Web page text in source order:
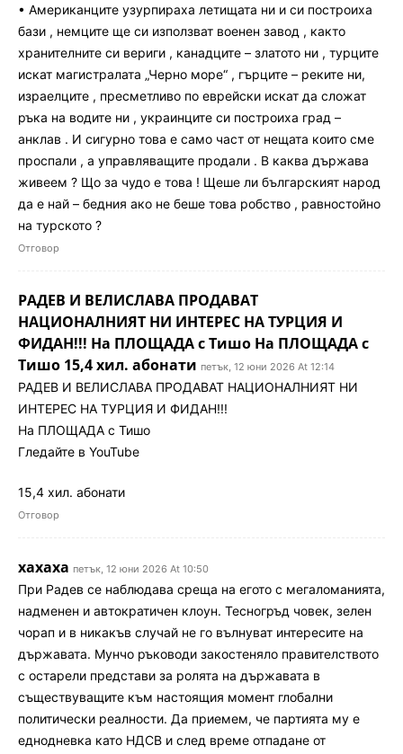
• Американците узурпираха летищата ни и си построиха
бази , немците ще си използват военен завод , както
хранителните си вериги , канадците – златото ни , турците
искат магистралата „Черно море“ , гърците – реките ни,
израелците , пресметливо по еврейски искат да сложат
ръка на водите ни , украинците си построиха град –
анклав . И сигурно това е само част от нещата които сме
проспали , а управляващите продали . В каква държава
живеем ? Що за чудо е това ! Щеше ли българският народ
да е най – бедния ако не беше това робство , равностойно
на турското ?
Отговор
РАДЕВ И ВЕЛИСЛАВА ПРОДАВАТ
НАЦИОНАЛНИЯТ НИ ИНТЕРЕС НА ТУРЦИЯ И
ФИДАН!!! На ПЛОЩАДА с Тишо На ПЛОЩАДА с
Тишо 15,4 хил. абонати петък, 12 юни 2026 At 12:14
РАДЕВ И ВЕЛИСЛАВА ПРОДАВАТ НАЦИОНАЛНИЯТ НИ
ИНТЕРЕС НА ТУРЦИЯ И ФИДАН!!!
На ПЛОЩАДА с Тишо
Гледайте в YouTube
15,4 хил. абонати
Отговор
хахаха петък, 12 юни 2026 At 10:50
При Радев се наблюдава среща на егото с мегаломанията,
надменен и автократичен клоун. Тесногръд човек, зелен
чорап и в никакъв случай не го вълнуват интересите на
държавата. Мунчо ръководи закостеняло правителството
с остарели представи за ролята на държавата в
съществуващите към настоящия момент глобални
политически реалности. Да приемем, че партията му е
еднодневка като НДСВ и след време отпадане от